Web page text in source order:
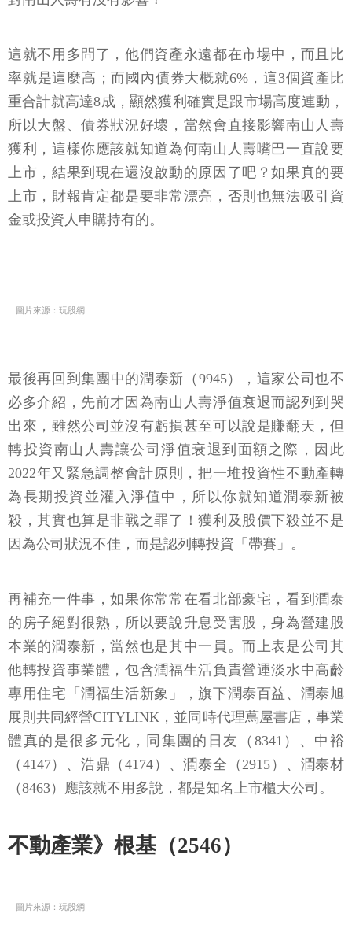
這就不用多問了，他們資產永遠都在市場中，而且比
率就是這麼高；而國內債券大概就6%，這3個資產比
重合計就高達8成，顯然獲利確實是跟市場高度連動，
所以大盤、債券狀況好壞，當然會直接影響南山人壽
獲利，這樣你應該就知道為何南山人壽嘴巴一直說要
上市，結果到現在還沒啟動的原因了吧？如果真的要
上市，財報肯定都是要非常漂亮，否則也無法吸引資
金或投資人申購持有的。
圖片來源：玩股網
最後再回到集團中的潤泰新（9945），這家公司也不
必多介紹，先前才因為南山人壽淨值衰退而認列到哭
出來，雖然公司並沒有虧損甚至可以說是賺翻天，但
轉投資南山人壽讓公司淨值衰退到面額之際，因此
2022年又緊急調整會計原則，把一堆投資性不動產轉
為長期投資並灌入淨值中，所以你就知道潤泰新被
殺，其實也算是非戰之罪了！獲利及股價下殺並不是
因為公司狀況不佳，而是認列轉投資「帶賽」。
再補充一件事，如果你常常在看北部豪宅，看到潤泰
的房子絕對很熟，所以要說升息受害股，身為營建股
本業的潤泰新，當然也是其中一員。而上表是公司其
他轉投資事業體，包含潤福生活負責營運淡水中高齡
專用住宅「潤福生活新象」，旗下潤泰百益、潤泰旭
展則共同經營CITYLINK，並同時代理蔦屋書店，事業
體真的是很多元化，同集團的日友（8341）、中裕
（4147）、浩鼎（4174）、潤泰全（2915）、潤泰材
（8463）應該就不用多說，都是知名上市櫃大公司。
不動產業》根基（2546）
圖片來源：玩股網